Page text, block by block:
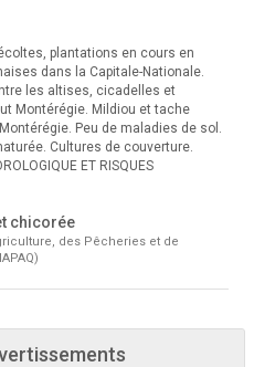
plantations en cours en
dans la Capitale-Nationale.
les altises, cicadelles et
Montérégie. Mildiou et tache
Peu de maladies de sol.
Cultures de couverture.
ET RISQUES
chicorée
des Pêcheries et de